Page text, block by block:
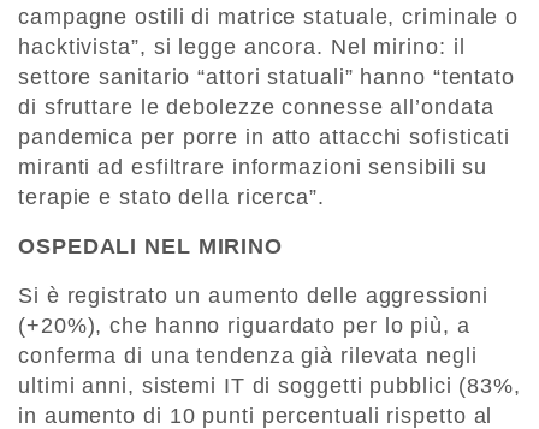
campagne ostili di matrice statuale, criminale o
hacktivista”, si legge ancora. Nel mirino: il
settore sanitario “attori statuali” hanno “tentato
di sfruttare le debolezze connesse all’ondata
pandemica per porre in atto attacchi sofisticati
miranti ad esfiltrare informazioni sensibili su
terapie e stato della ricerca”.
OSPEDALI NEL MIRINO
Si è registrato un aumento delle aggressioni
(+20%), che hanno riguardato per lo più, a
conferma di una tendenza già rilevata negli
ultimi anni, sistemi IT di soggetti pubblici (83%,
in aumento di 10 punti percentuali rispetto al